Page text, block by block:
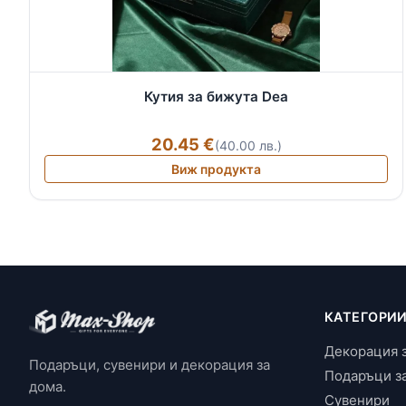
Кутия за бижута Dea
20.45 €(40.00 лв.)
Виж продукта
Подаръци, сувенири и декорация за
дома.
Декорация
Подаръци
Сувенири